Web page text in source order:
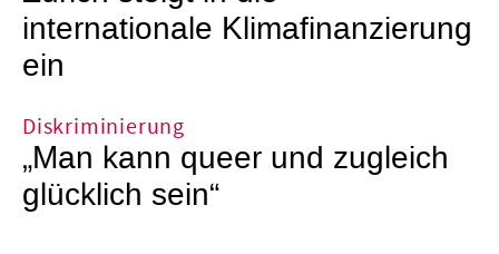
internationale Klimafinanzierung
ein
Diskriminierung
„Man kann queer und zugleich
glücklich sein“